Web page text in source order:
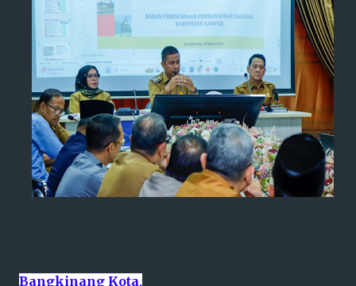
Bangkinang Kota,